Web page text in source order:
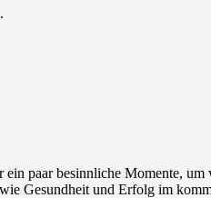
paar besinnliche Momente,
Gesundheit und Erfolg im